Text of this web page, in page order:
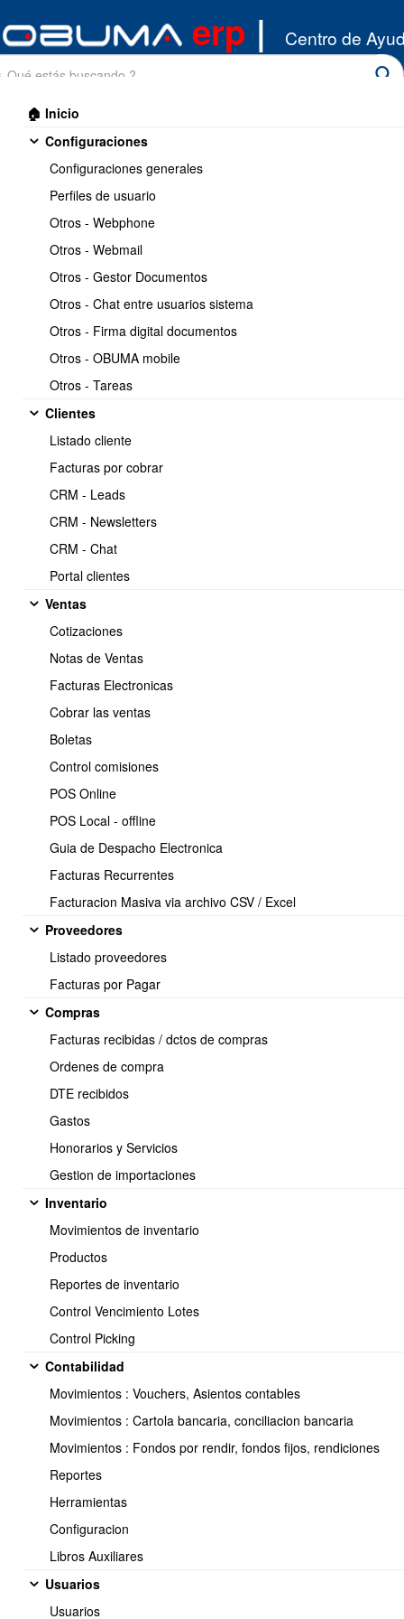
erp | Centro de
🏠 Inicio
Configuraciones
Configuraciones generales
Perfiles de usuario
Otros - Webphone
Otros - Webmail
Otros - Gestor Documentos
Otros - Chat entre usuarios sistema
Otros - Firma digital documentos
Otros - OBUMA mobile
Otros - Tareas
Clientes
Listado cliente
Facturas por cobrar
CRM - Leads
CRM - Newsletters
CRM - Chat
Portal clientes
Ventas
Cotizaciones
Notas de Ventas
Facturas Electronicas
Cobrar las ventas
Boletas
Control comisiones
POS Online
POS Local - offline
Guia de Despacho Electronica
Facturas Recurrentes
Facturacion Masiva via archivo CSV / Excel
Proveedores
Listado proveedores
Facturas por Pagar
Compras
Facturas recibidas / dctos de compras
Ordenes de compra
DTE recibidos
Gastos
Honorarios y Servicios
Gestion de importaciones
Inventario
Movimientos de inventario
Productos
Reportes de inventario
Control Vencimiento Lotes
Control Picking
Contabilidad
Movimientos : Vouchers, Asientos contables
Movimientos : Cartola bancaria, conciliacion bancaria
Movimientos : Fondos por rendir, fondos fijos, rendiciones
Reportes
Herramientas
Configuracion
Libros Auxiliares
Usuarios
Usuarios
API Integracion/
Imprimir
API : Clientes Direcciones
Copiar
https://www.obuma.cl/ayuda/articulo/593/api--
clientes-direcciones
API Endpoint: Clientes Direcciones
Listar Direcciones por Cliente
URL: /clientesDirecciones.list.json/{RecursoId}
Descripción:
asociadas a un cliente específico basado en el ID del cliente
Parámetros:
RecursoId : ID del cliente (incluido en la URL).
Listar Todas las Direcciones
URL: /clientesDirecciones.listAll.json
Descripción: Obtiene una lista de todas las direcciones de
clientes dentro de la empresa.
no requiere.
Obtener Dirección por ID
URL: /clientesDirecciones.findById.json/{RecursoId}
Método:GET
ID de la dirección proporcionado.
Parámetros:
A considerar...
Estos endpoints solo devuelven las direcciones secundarias
(adicionales), las direcciones principales de los clientes solo se
obtienen vía el endpoint /
<< Anterior